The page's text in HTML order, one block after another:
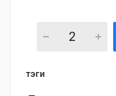
тэги